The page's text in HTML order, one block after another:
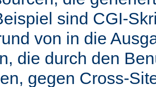
sind CGI-
von in die
die durch den
gegen Cross-